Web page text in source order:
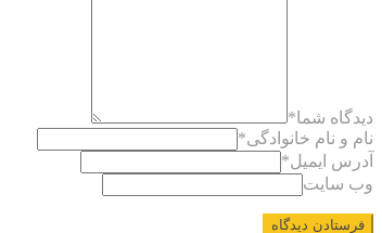
دیدگاه شما*
نام و نام خانوادگی*
آدرس ایمیل*
وب سایت